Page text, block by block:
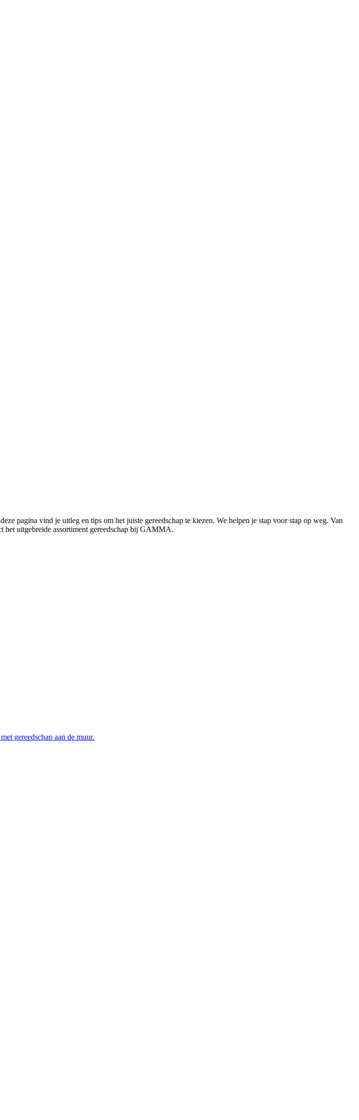
pagina vind je uitleg en tips om het juiste gereedschap te kiezen. We helpen je stap voor stap op weg. Van
het uitgebreide assortiment gereedschap bij GAMMA.